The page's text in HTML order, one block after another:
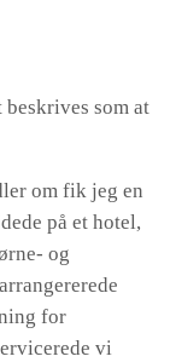
som at
om fik jeg en
på et hotel,
og
for
vi